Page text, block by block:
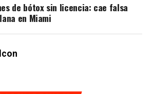
de bótox sin licencia: cae falsa
en Miami